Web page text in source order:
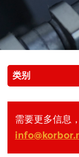
类别
需要更多信息